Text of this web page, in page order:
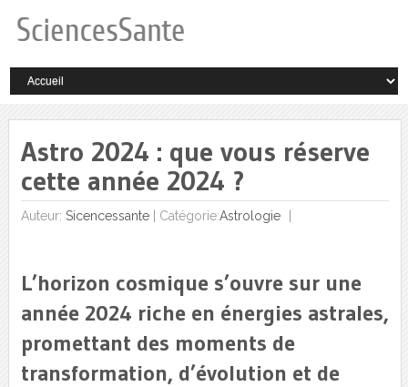
Astro 2024 : que vous réserve
cette année 2024 ?
Auteur: Sicencessante| Catégorie:Astrologie
L’horizon cosmique s’ouvre sur une
année 2024 riche en énergies astrales,
promettant des moments de
transformation, d’évolution et de